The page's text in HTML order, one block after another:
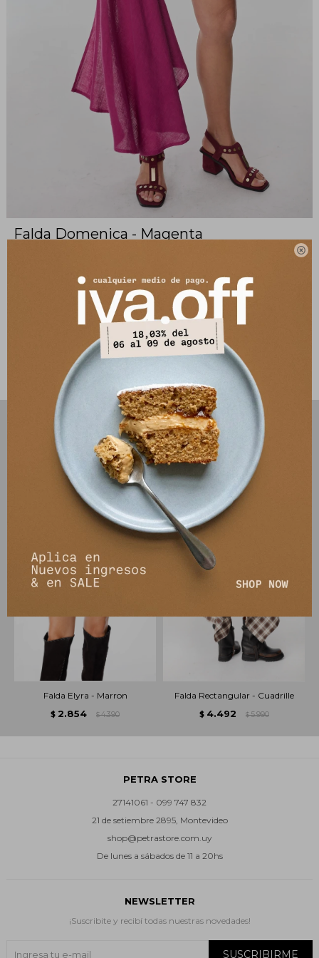

Falda Domenica - Magenta
Composición: 100% lino italiano
Este artículo está agotado.
PRODUCTOS QUE TE PUEDEN INTERESAR
Falda Elyra - Marron
$ 2.854 $ 4.390
Falda Rectangular - Cuadrille
$ 4.492 $ 5.990
PETRA STORE
27141061 - 099 747 832
21 de setiembre 2895, Montevideo
shop@petrastore.com.uy
De lunes a sábados de 11 a 20hs
NEWSLETTER
¡Suscribite y recibí todas nuestras novedades!
SUSCRIBIRME